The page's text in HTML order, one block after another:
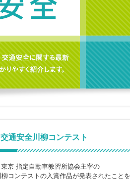
通安全川柳コンテスト
京 指定自動車教習所協会主宰の
コンテストの入賞作品が発表されたこと